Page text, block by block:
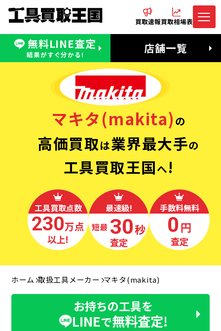
買取速報買取相場表
無料LINE査定
結果がすぐ分かる! 店舗一覧
無料LINE査定
受付：11:00〜19:00 木曜定休日
電話でお問合わせ
営業時間：11:00〜20:00
マキタ(makita) の
高価買取は業界最大手の
工具買取王国へ!
工具買取点数
230万点
以上!
最速級!
最短 30秒
査定
手数料無料
0円
査定
ホーム 取扱工具メーカー マキタ(makita)
お持ちの工具を
LINEで無料査定!